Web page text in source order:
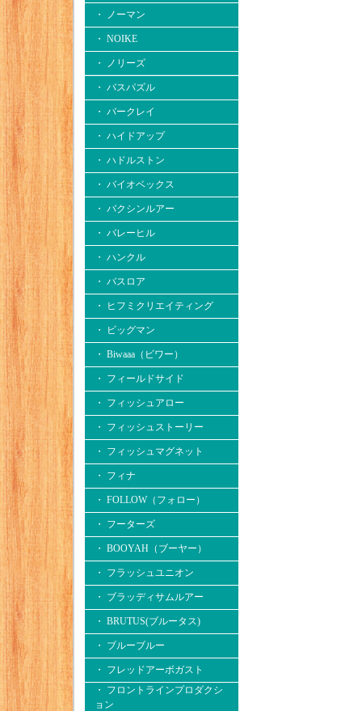
・ ノーマン
・ NOIKE
・ ノリーズ
・ バスパズル
・ バークレイ
・ ハイドアップ
・ ハドルストン
・ バイオベックス
・ バクシンルアー
・ バレーヒル
・ ハンクル
・ バスロア
・ ヒフミクリエイティング
・ ビッグマン
・ Biwaaa（ビワー）
・ フィールドサイド
・ フィッシュアロー
・ フィッシュストーリー
・ フィッシュマグネット
・ フィナ
・ FOLLOW（フォロー）
・ フーターズ
・ BOOYAH（ブーヤー）
・ フラッシュユニオン
・ ブラッディサムルアー
・ BRUTUS(ブルータス)
・ ブルーブルー
・ フレッドアーボガスト
・ フロントラインプロダクシ
ョン